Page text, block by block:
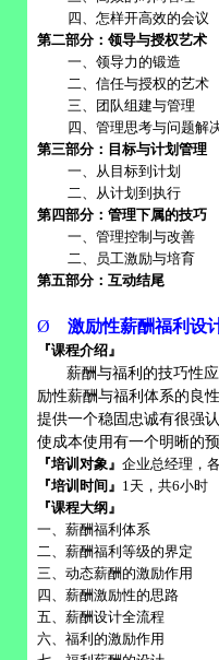
四、怎样开高效的会议
第二部分：领导与授权艺术
一、领导力的锻造
二、信任与授权的艺术
三、团队组建与管理
四、管理思考与问题解
第三部分：目标与计划管理
一、从目标到计划
二、从计划到执行
第四部分：管理下属的技巧
一、管理控制与改善
二、员工激励与培育
第五部分：互动结尾
Ø 激励性薪酬福利设
『课程介绍』
薪酬与福利的技巧性
励性薪酬与福利体系的良
提供一个稳固忠诚有很强
使成本使用有一个明晰的
『培训对象』 企业总经理，
『培训时间』 1天，共6小时
『课程大纲』
一、薪酬福利体系
二、薪酬福利等级的界定
三、动态薪酬的激励作用
四、薪酬激励性的思路
五、薪酬设计全流程
六、福利的激励作用